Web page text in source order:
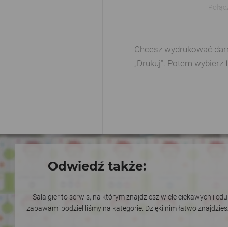
Chcesz wydrukować
„Drukuj”. Potem
Odwiedź także:
Sala gier to serwis, na którym znajdziesz wiele ciekawych i
zabawami podzieliliśmy na kategorie. Dzięki nim łatwo